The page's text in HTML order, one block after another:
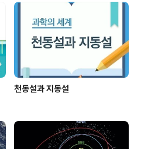
천동설과 지동설